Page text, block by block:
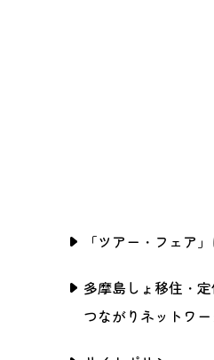
「ツアー・フェア
多摩島しょ移住・
つながりネットワー